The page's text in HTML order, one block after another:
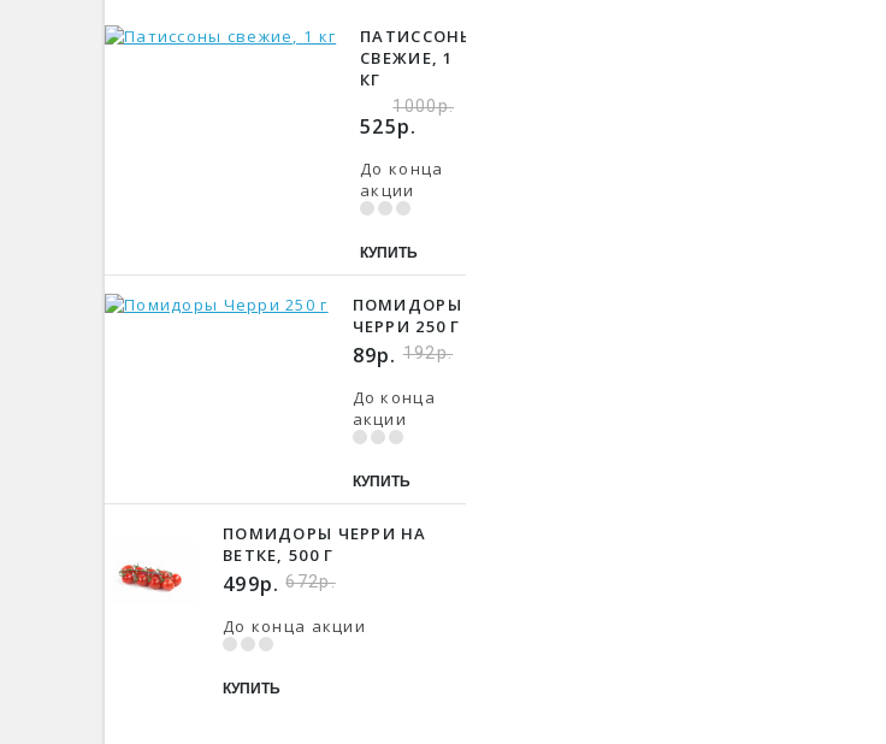
ПАТИССОНЫ
СВЕЖИЕ, 1
КГ
1000р.
525р.
До конца
акции
КУПИТЬ
ПОМИДОРЫ
ЧЕРРИ 250 Г
192р.
89р.
До конца
акции
КУПИТЬ
ПОМИДОРЫ ЧЕРРИ НА
ВЕТКЕ, 500 Г
672р.
499р.
До конца акции
КУПИТЬ